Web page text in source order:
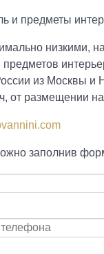
и предметы
низкими,
из Москвы и
от размещении
заполнив